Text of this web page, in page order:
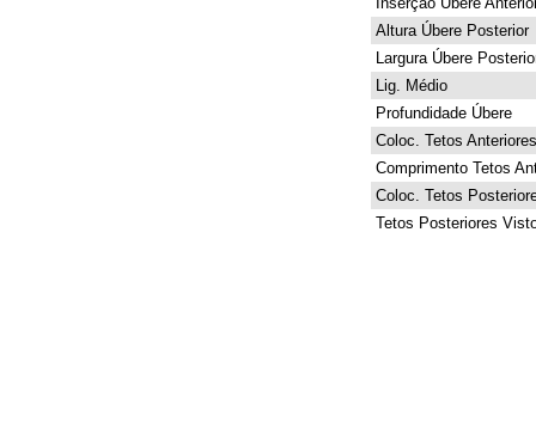
Altura Úbere Posterior
Largura Úbere
Lig. Médio
Profundidade Úbere
Coloc. Tetos Anteriores
Comprimento Tetos
Coloc. Tetos
Tetos Posteriores